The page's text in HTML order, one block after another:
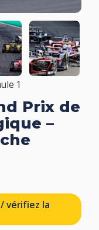
1
Prix de
–
vérifiez la